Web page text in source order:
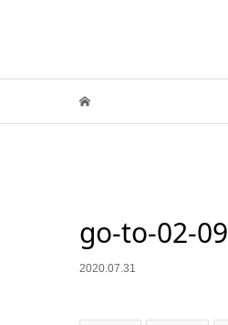
go-to-02-09
2020.07.31